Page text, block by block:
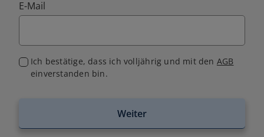
E-Mail
Ich bestätige, dass ich volljährig und mit den AGB
einverstanden bin.
Weiter